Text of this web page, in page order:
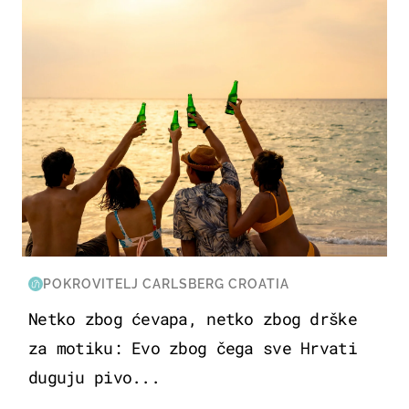
POKROVITELJ CARLSBERG CROATIA
Netko zbog ćevapa, netko zbog drške
za motiku: Evo zbog čega sve Hrvati
duguju pivo...